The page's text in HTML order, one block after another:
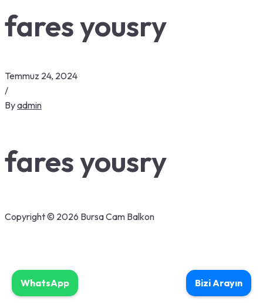
fares yousry
Temmuz 24, 2024
/
Byadmin
fares yousry
Copyright © 2026 Bursa Cam Balkon
Bizi Arayın
WhatsApp